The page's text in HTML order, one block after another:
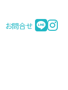
お問合せ